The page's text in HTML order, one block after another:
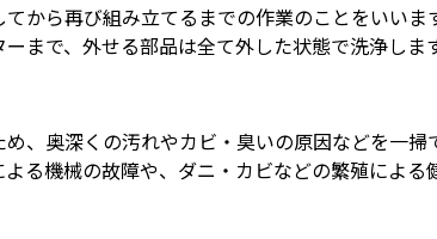
から再び組み立てるまでの作業のことをいいま
まで、外せる部品は全て外した状態で洗浄します
、奥深くの汚れやカビ・臭いの原因などを一掃
機械の故障や、ダニ・カビなどの繁殖による